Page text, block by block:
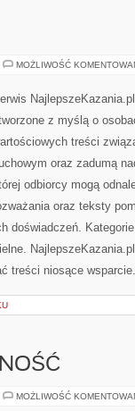
MOŻLIWOŚĆ
z myślą o
treści
oraz zadumą
odbiorcy mogą
oraz teksty
doświadczeń.
treści niosące
MOŻLIWOŚĆ